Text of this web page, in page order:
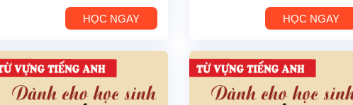
HỌC NGAY HỌC NGAY